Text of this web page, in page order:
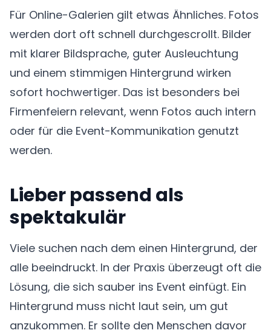
Für Online-Galerien gilt etwas Ähnliches. Fotos
werden dort oft schnell durchgescrollt. Bilder
mit klarer Bildsprache, guter Ausleuchtung
und einem stimmigen Hintergrund wirken
sofort hochwertiger. Das ist besonders bei
Firmenfeiern relevant, wenn Fotos auch intern
oder für die Event-Kommunikation genutzt
werden.
Lieber passend als
spektakulär
Viele suchen nach dem einen Hintergrund, der
alle beeindruckt. In der Praxis überzeugt oft die
Lösung, die sich sauber ins Event einfügt. Ein
Hintergrund muss nicht laut sein, um gut
anzukommen. Er sollte den Menschen davor